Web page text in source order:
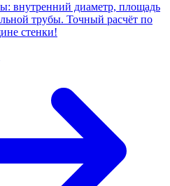
внутренний диаметр, площадь
трубы. Точный расчёт по
стенки!